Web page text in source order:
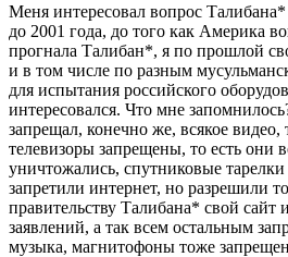
Меня интересовал вопрос
до 2001 года, до того как Америка
прогнала Талибан*, я по прошлой
и в том числе по разным
для испытания российского
интересовался. Что мне
запрещал, конечно же, всякое видео,
телевизоры запрещены, то есть они
уничтожались, спутниковые
запретили интернет, но разрешили
правительству Талибана* свой сайт
заявлений, а так всем остальным
музыка, магнитофоны тоже